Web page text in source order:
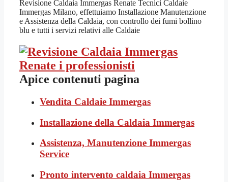
Revisione Caldaia Immergas Renate Tecnici Caldaie
Immergas Milano, effettuiamo Installazione Manutenzione
e Assistenza della Caldaia, con controllo dei fumi bollino
blu e tutti i servizi relativi alle Caldaie
Apice contenuti pagina
Vendita Caldaie Immergas
Installazione della Caldaia Immergas
Assistenza, Manutenzione Immergas
Service
Pronto intervento caldaia Immergas